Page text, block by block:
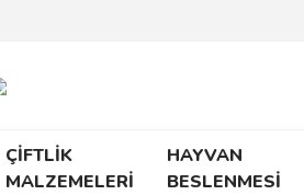
ÇİFTLİK
MALZEMELERİ
HAYVAN
BESLENMESİ